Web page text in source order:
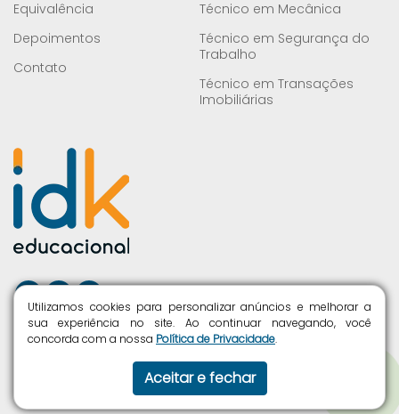
Facebook Ícone
Instagram Ícone
Youtube Ícone
Instituto Dom Kurios Educacional Ltda. © 2024
Equivalência
Depoimentos
Contato
Técnico em Mecânica
Técnico em Segurança do
Trabalho
Técnico em Transações
Imobiliárias
Utilizamos cookies para personalizar anúncios e melhorar a
sua experiência no site. Ao continuar navegando, você
concorda com a nossa Política de Privacidade​.
Aceitar e fechar